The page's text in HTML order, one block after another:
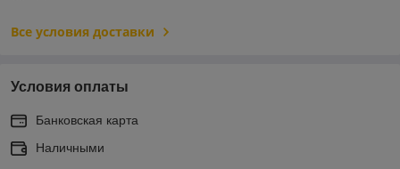
Все условия доставки
Условия оплаты
Банковская карта
Наличными